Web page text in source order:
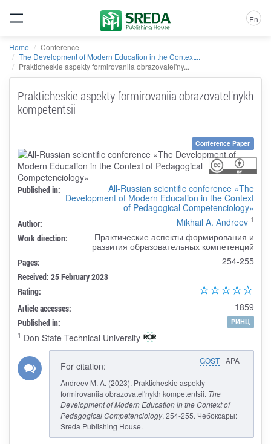
En
Home
Conference
The Development of Modern Education in the Context...
Prakticheskie aspekty formirovaniia obrazovatel'ny...
Prakticheskie aspekty formirovaniia obrazovatel'nykh
kompetentsii
Conference Paper
Published in:
All-Russian scientific conference «The
Development of Modern Education in the Context
of Pedagogical Competenciology»
Author: Mikhail A. Andreev 1
Work direction:
Практические аспекты формирования и
развития образовательных компетенций
Pages: 254-255
Received: 25 February 2023
Rating:
Article accesses:
1859
Published in:
РИНЦ
1 Don State Technical University
GOST APA
For citation:
Andreev M. A. (2023). Prakticheskie aspekty
formirovaniia obrazovatel'nykh kompetentsii. The
Development of Modern Education in the Context of
Pedagogical Competenciology, 254-255. Чебоксары:
Sreda Publishing House.